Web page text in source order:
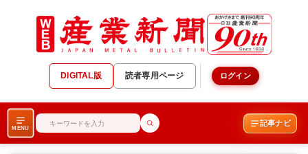
DIGITAL版 読者専用ページ ログイン
MENU
記事ナビ